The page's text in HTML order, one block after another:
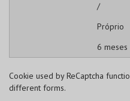
/
Próprio
6 meses
Cookie used by ReCaptcha
different forms.